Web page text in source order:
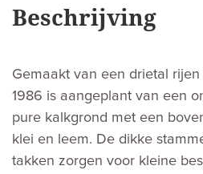
Beschrijving
Gemaakt van een drietal
1986 is aangeplant van een
pure kalkgrond met een
klei en leem. De dikke
takken zorgen voor kleine